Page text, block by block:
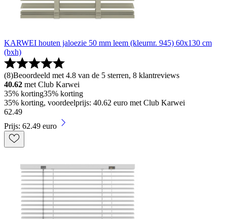
KARWEI houten jaloezie 50 mm leem (kleurnr. 945) 60x130 cm
(bxh)
(8)Beoordeeld met 4.8 van de 5 sterren, 8 klantreviews
40.62 met Club Karwei
35% korting35% korting
35% korting, voordeelprijs: 40.62 euro met Club Karwei
62.49
Prijs: 62.49 euro